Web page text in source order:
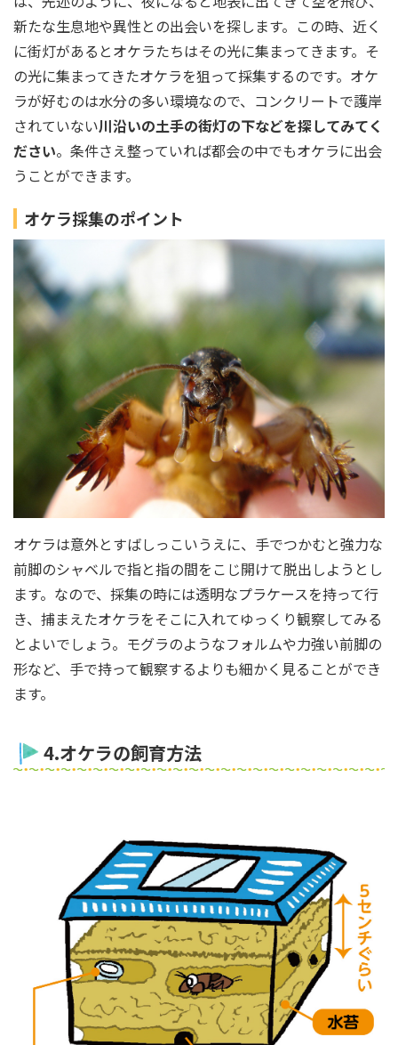
新たな生息地や異性との出会いを探します。この時、近く
に街灯があるとオケラたちはその光に集まってきます。そ
の光に集まってきたオケラを狙って採集するのです。オケ
ラが好むのは水分の多い環境なので、コンクリートで護岸
されていない川沿いの土手の街灯の下などを探してみてく
ださい。条件さえ整っていれば都会の中でもオケラに出会
うことができます。
オケラ採集のポイント
オケラは意外とすばしっこいうえに、手でつかむと強力な
前脚のシャベルで指と指の間をこじ開けて脱出しようとし
ます。なので、採集の時には透明なプラケースを持って行
き、捕まえたオケラをそこに入れてゆっくり観察してみる
とよいでしょう。モグラのようなフォルムや力強い前脚の
形など、手で持って観察するよりも細かく見ることができ
ます。
4.オケラの飼育方法